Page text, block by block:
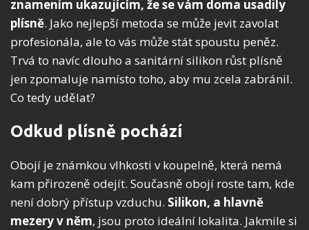
znamením ukazujícím, že se vám doma usadily
plísně. Jako nejlepší metoda se může jevit zavolat
profesionála, ale to vás může stát spoustu peněz.
Trvá to navíc dlouho a sanitární silikon růst plísně
jen zpomaluje namísto toho, aby mu zcela zabránil.
Co tedy udělat?
Odkud plísně pochází
Obojí je známkou vlhkosti v koupelně, která nemá
kam přirozeně odejít. Současně obojí roste tam, kde
není dobrý přístup vzduchu. Silikon, a hlavně
mezery v něm, jsou proto ideální lokalita. Jakmile si